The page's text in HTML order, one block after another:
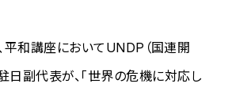
和講座においてUNDP（国連開
日副代表が、「世界の危機に対応し